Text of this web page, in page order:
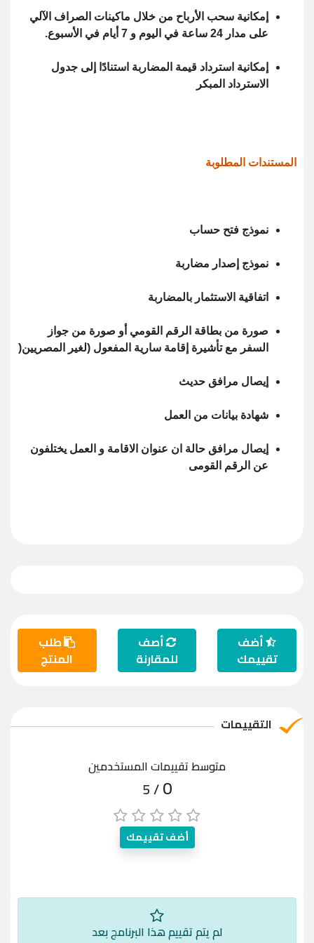
إمكانية سحب الأرباح من خلال ماكينات الصراف الآلي
على مدار 24 ساعة في اليوم و 7 أيام في الأسبوع.
إمكانية استرداد قيمة المضاربة استنادًا إلى جدول
الاسترداد المبكر
المستندات المطلوبة
نموذج فتح حساب
نموذج إصدار مضاربة
اتفاقية الاستثمار بالمضاربة
صورة من بطاقة الرقم القومي أو صورة من جواز
السفر مع تأشيرة إقامة سارية المفعول (لغير المصريين(
إيصال مرافق حديث
شهادة بيانات من العمل
إيصال مرافق حالة ان عنوان الاقامة و العمل يختلفون
عن الرقم القومى
أضف
تقييمك
أصف
للمقارنة
طلب
المنتج
التقييمات
متوسط تقييمات المستخدمين
0
/ 5
أضف تقييمك
لم يتم تقييم هذا البرنامج بعد